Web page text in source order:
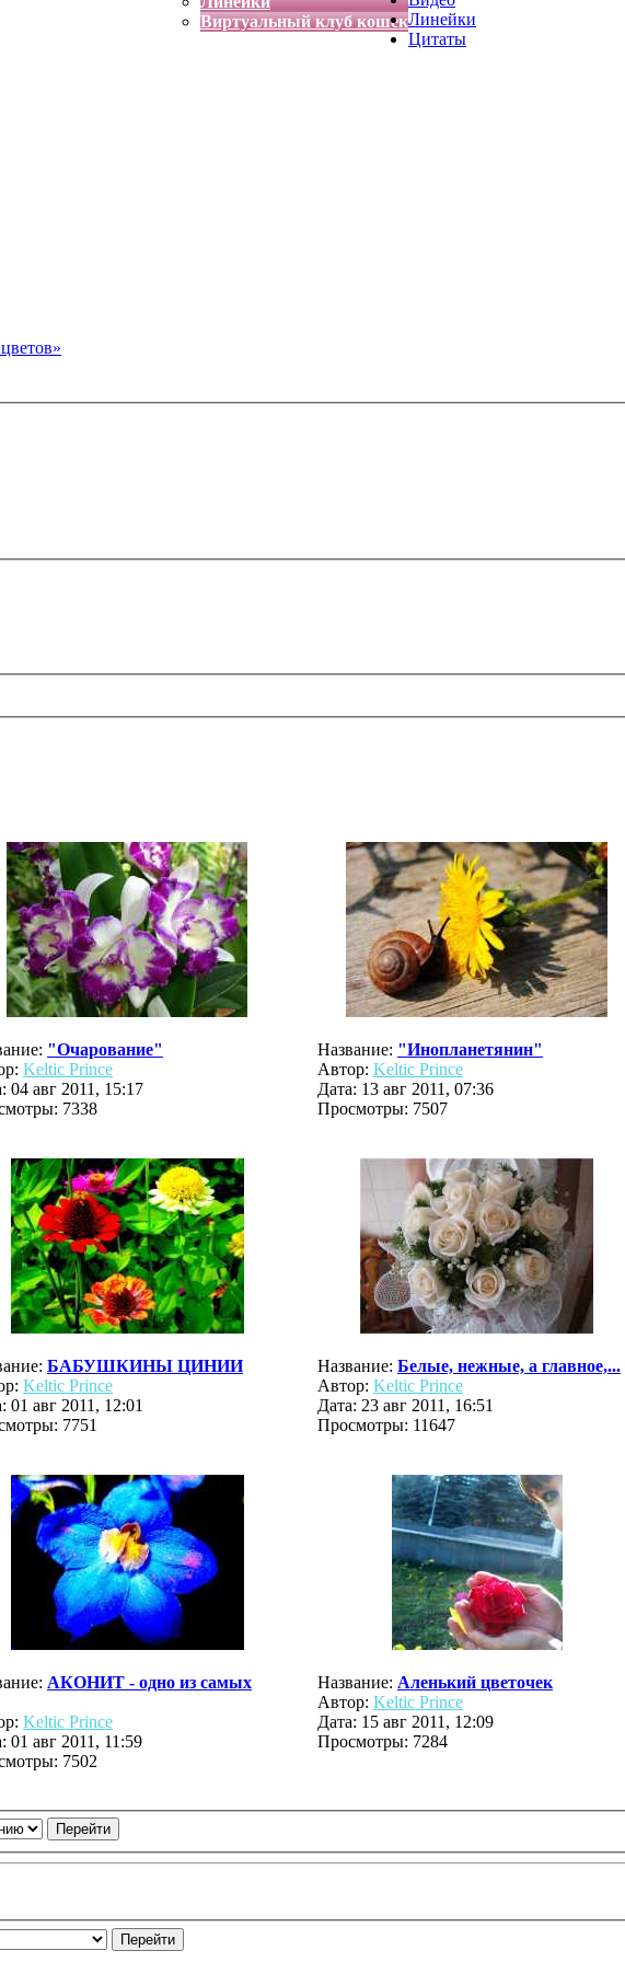
Виртуальный клуб кошекЛинейки
Цитаты
"Очарование"
Keltic Prince
04 авг 2011, 15:17
7338
Название: "Инопланетянин"
Автор: Keltic Prince
Дата: 13 авг 2011, 07:36
Просмотры: 7507
БАБУШКИНЫ ЦИНИИ
Keltic Prince
01 авг 2011, 12:01
7751
Название: Белые, нежные, а главное,...
Автор: Keltic Prince
Дата: 23 авг 2011, 16:51
Просмотры: 11647
АКОНИТ - одно из самых
Keltic Prince
01 авг 2011, 11:59
7502
Название: Аленький цветочек
Автор: Keltic Prince
Дата: 15 авг 2011, 12:09
Просмотры: 7284